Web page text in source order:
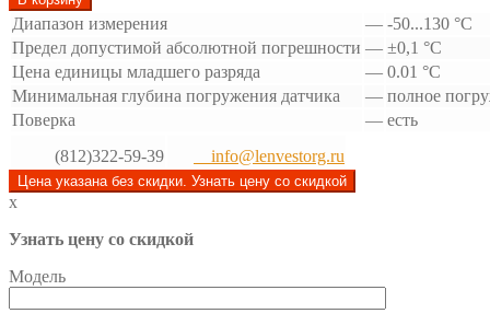
Диапазон измерения — -50...130 °С
Предел допустимой абсолютной погрешности — ±0,1 °С
Цена единицы младшего разряда
— 0.01 °С
Минимальная глубина погружения датчика
— полное
Поверка
— есть
(812)322-59-39
info@lenvestorg.ru
Цена указана без скидки. Узнать цену со скидкой
x
Узнать цену со скидкой
Модель